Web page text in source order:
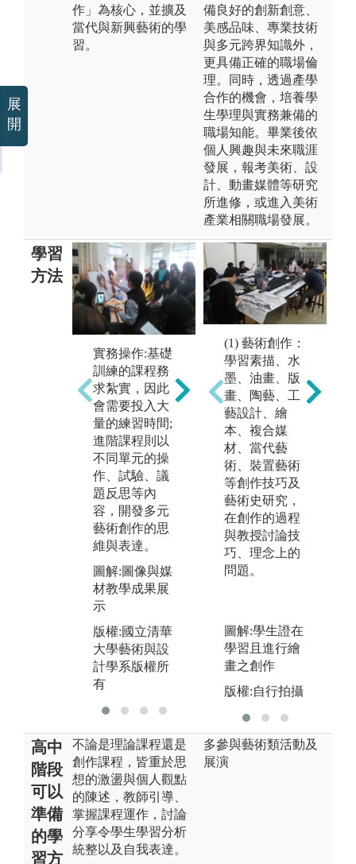
作」為核心，並擴及
當代與新興藝術的學
習。
備良好的創新創意、
美感品味、專業技術
與多元跨界知識外，
更具備正確的職場倫
理。同時，透過產學
合作的機會，培養學
生學理與實務兼備的
職場知能。畢業後依
個人興趣與未來職涯
發展，報考美術、設
計、動畫媒體等研究
所進修，或進入美術
產業相關職場發展。
學習
方法
實務操作:基礎
訓練的課程務
求紮實，因此
會需要投入大
量的練習時間;
進階課程則以
不同單元的操
作、試驗、議
題反思等內
容，開發多元
藝術創作的思
維與表達。
圖解:圖像與媒
材教學成果展
示
版權:國立清華
大學藝術與設
計學系版權所
有
討論與表述:不
論是理論課程
還是創作課
程，皆重於思
想的激盪與個
人觀點的陳
述，教師引
導、掌握課程
運作，討論分
享令學生學習
分析統整以及
自我表達。
圖解:學生發表
大學藝術與設
計學系版權所
有
(1) 藝術創作：
學習素描、水
墨、油畫、版
畫、陶藝、工
藝設計、繪
本、複合媒
材、當代藝
術、裝置藝術
等創作技巧及
藝術史研究，
在創作的過程
與教授討論技
巧、理念上的
問題。
圖解:學生證在
學習且進行繪
畫之創作
版權:自行拍攝
高中
階段
可以
準備
的學
習方
不論是理論課程還是
創作課程，皆重於思
想的激盪與個人觀點
的陳述，教師引導、
掌握課程運作，討論
分享令學生學習分析
統整以及自我表達。
多參與藝術類活動及
展演
展
開